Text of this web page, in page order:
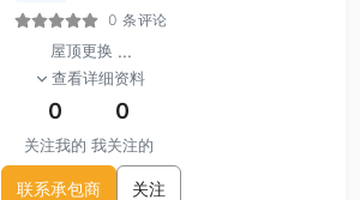
0 条评论
屋顶更换 ...
查看详细资料
0
关注我的
0
我关注的
联系承包商 关注